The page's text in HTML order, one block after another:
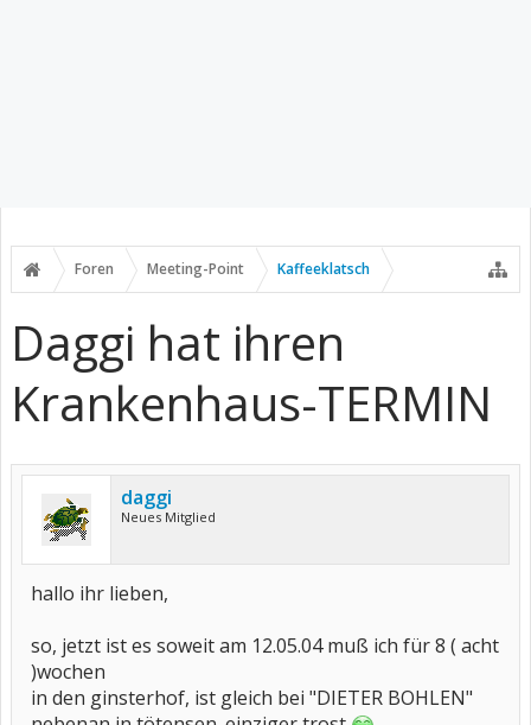
Foren Meeting-Point Kaffeeklatsch
Daggi hat ihren
Krankenhaus-TERMIN
daggi
Neues Mitglied
hallo ihr lieben,
so, jetzt ist es soweit am 12.05.04 muß ich für 8 ( acht
)wochen
in den ginsterhof, ist gleich bei "DIETER BOHLEN"